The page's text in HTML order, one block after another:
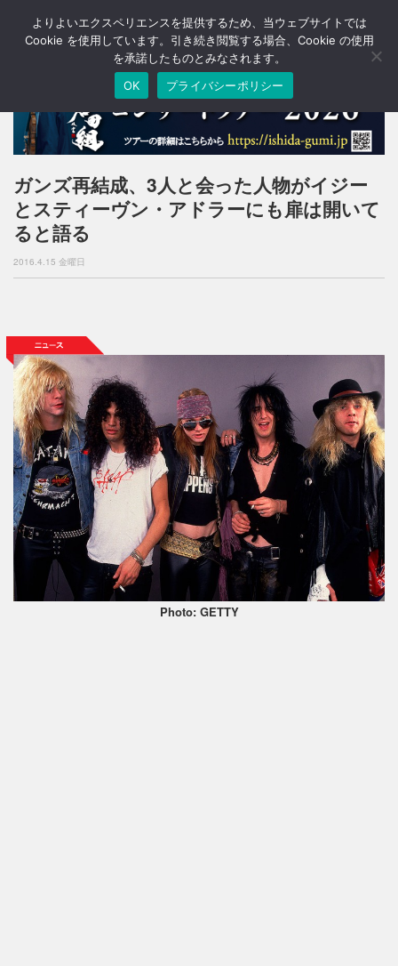
T
o
a
v
a
n
ガンズ再結成、3人と会った人物がイジー
とスティーヴン・アドラーにも扉は開いて
ると語る
2016.4.15 金曜日
Photo: GETTY
よりよいエクスペリエンスを提供するため、当ウェブサイトでは
Cookie を使用しています。引き続き閲覧する場合、Cookie の使用
を承諾したものとみなされます。
OK
プライバシーポリシー